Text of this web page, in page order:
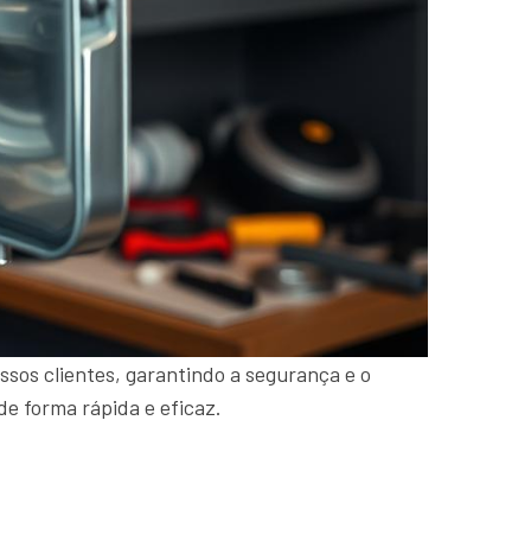
clientes, garantindo a segurança e o
forma rápida e eficaz.